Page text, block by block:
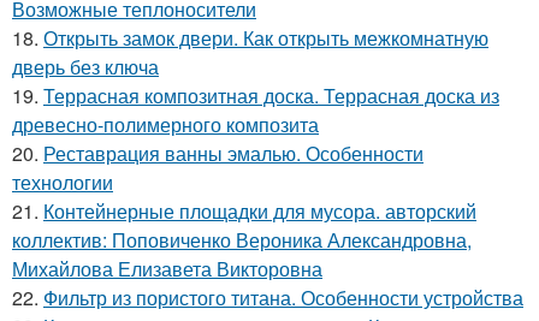
Возможные теплоносители
18. Открыть замок двери. Как открыть межкомнатную
дверь без ключа
19. Террасная композитная доска. Террасная доска из
древесно-полимерного композита
20. Реставрация ванны эмалью. Особенности
технологии
21. Контейнерные площадки для мусора. авторский
коллектив: Поповиченко Вероника Александровна,
Михайлова Елизавета Викторовна
22. Фильтр из пористого титана. Особенности устройства